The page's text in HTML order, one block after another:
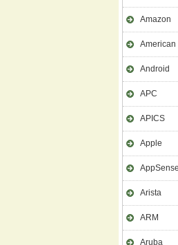
Amazon
American
Android
APC
APICS
Apple
AppSense
Arista
ARM
Aruba